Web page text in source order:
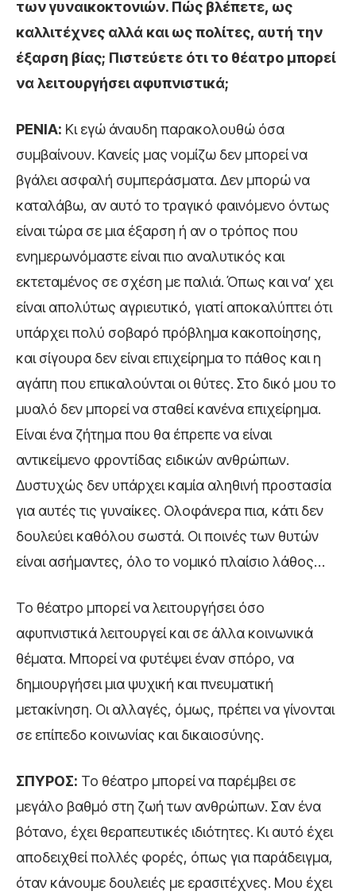
των γυναικοκτονιών. Πώς βλέπετε, ως
καλλιτέχνες αλλά και ως πολίτες, αυτή την
έξαρση βίας; Πιστεύετε ότι το θέατρο μπορεί
να λειτουργήσει αφυπνιστικά;
ΡΕΝΙΑ: Κι εγώ άναυδη παρακολουθώ όσα
συμβαίνουν. Κανείς μας νομίζω δεν μπορεί να
βγάλει ασφαλή συμπεράσματα. Δεν μπορώ να
καταλάβω, αν αυτό το τραγικό φαινόμενο όντως
είναι τώρα σε μια έξαρση ή αν ο τρόπος που
ενημερωνόμαστε είναι πιο αναλυτικός και
εκτεταμένος σε σχέση με παλιά. Όπως και να’ χει
είναι απολύτως αγριευτικό, γιατί αποκαλύπτει ότι
υπάρχει πολύ σοβαρό πρόβλημα κακοποίησης,
και σίγουρα δεν είναι επιχείρημα το πάθος και η
αγάπη που επικαλούνται οι θύτες. Στο δικό μου το
μυαλό δεν μπορεί να σταθεί κανένα επιχείρημα.
Είναι ένα ζήτημα που θα έπρεπε να είναι
αντικείμενο φροντίδας ειδικών ανθρώπων.
Δυστυχώς δεν υπάρχει καμία αληθινή προστασία
για αυτές τις γυναίκες. Ολοφάνερα πια, κάτι δεν
δουλεύει καθόλου σωστά. Οι ποινές των θυτών
είναι ασήμαντες, όλο το νομικό πλαίσιο λάθος…
To θέατρο μπορεί να λειτουργήσει όσο
αφυπνιστικά λειτουργεί και σε άλλα κοινωνικά
θέματα. Μπορεί να φυτέψει έναν σπόρο, να
δημιουργήσει μια ψυχική και πνευματική
μετακίνηση. Οι αλλαγές, όμως, πρέπει να γίνονται
σε επίπεδο κοινωνίας και δικαιοσύνης.
ΣΠΥΡΟΣ: Το θέατρο μπορεί να παρέμβει σε
μεγάλο βαθμό στη ζωή των ανθρώπων. Σαν ένα
βότανο, έχει θεραπευτικές ιδιότητες. Κι αυτό έχει
αποδειχθεί πολλές φορές, όπως για παράδειγμα,
όταν κάνουμε δουλειές με ερασιτέχνες. Μου έχει